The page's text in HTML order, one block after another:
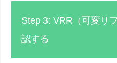
Step 3: VRR（可変リ
認する